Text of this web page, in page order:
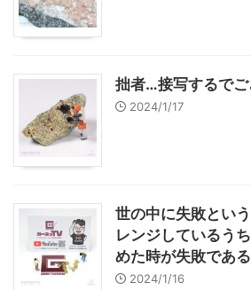
拙者…接写するで
2024/1/17
世の中に失敗とい
レンジしているう
めた時が失敗である
2024/1/16